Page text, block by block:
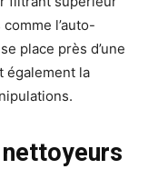
l’auto-
place près d’une
la